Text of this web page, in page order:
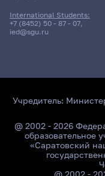
International Students:
+7 (8452) 50 - 87 - 07,
ied@sgu.ru
Учредитель:
@ 2002 - 2026
образовательное
«Саратовский